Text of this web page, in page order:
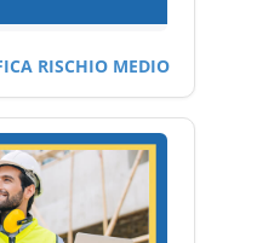
RISCHIO MEDIO